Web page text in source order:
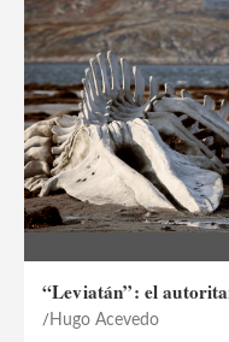
“Leviatán”: el
Hugo Acevedo